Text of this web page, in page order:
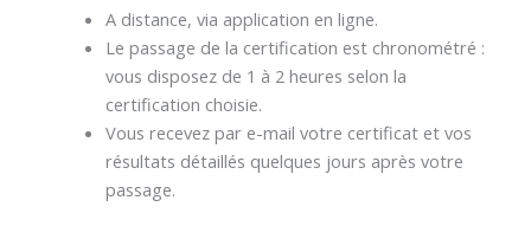
A distance, via application en ligne.
Le passage de la certification est chronométré :
vous disposez de 1 à 2 heures selon la
certification choisie.
Vous recevez par e-mail votre certificat et vos
résultats détaillés quelques jours après votre
passage.